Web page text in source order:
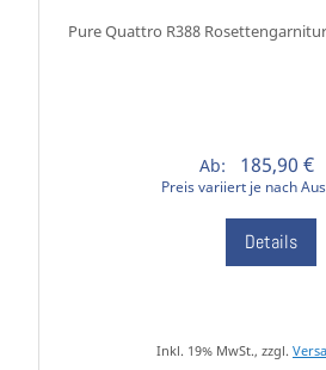
Pure Quattro R388
Ab: 185,90 €
Preis variiert je nach
Details
Inkl. 19% MwSt., zzgl.